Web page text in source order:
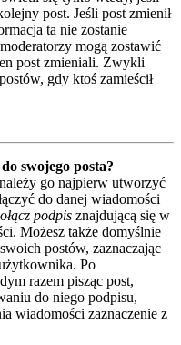
post. Jeśli post zmienił
ta nie zostanie
mogą zostawić
post zmieniali. Zwykli
gdy ktoś zamieścił
swojego posta?
go najpierw utworzyć
do danej wiadomości
podpis znajdującą się w
Możesz także domyślnie
postów, zaznaczając
Po
razem pisząc post,
do niego podpisu,
wiadomości zaznaczenie z